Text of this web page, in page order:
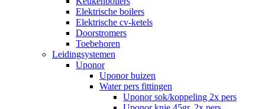
Elektrische boilers
Elektrische cv-ketels
Doorstromers
Toebehoren
Leidingsystemen
Uponor
Uponor buizen
Water pers fittingen
Uponor sok/koppeling 2x pers